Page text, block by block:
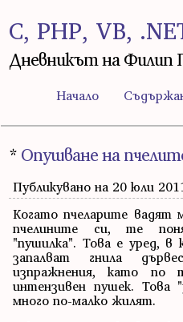
C, PHP, VB,
Дневникът на Филип
Начало
* Опушване на
Публикувано на 20 юли
Когато пчеларите вадят
пчелините си, те
"пушилка". Това е уред, в
запалват гнила
изпражнения, като по
интензивен пушек. Това
много по-малко жилят.